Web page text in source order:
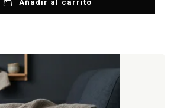
Añadir al carrito